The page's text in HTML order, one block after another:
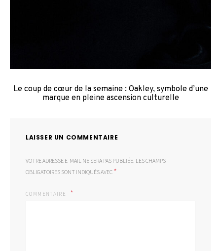
Le coup de cœur de la semaine : Oakley, symbole d’une
marque en pleine ascension culturelle
LAISSER UN COMMENTAIRE
VOTRE ADRESSE E-MAIL NE SERA PAS PUBLIÉE. LES CHAMPS
OBLIGATOIRES SONT INDIQUÉS AVEC *
COMMENTAIRE